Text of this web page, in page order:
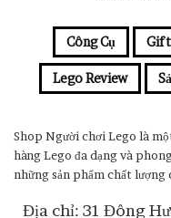
Công Cụ
Lego Review
Shop Người chơi Lego là
hàng Lego đa dạng và
những sản phẩm chất lượng
Địa chỉ: 31 Đông